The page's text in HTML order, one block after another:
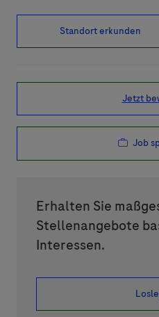
Standort erkunden
Jetzt
Job
Erhalten Sie
Stellenangebote
Interessen.